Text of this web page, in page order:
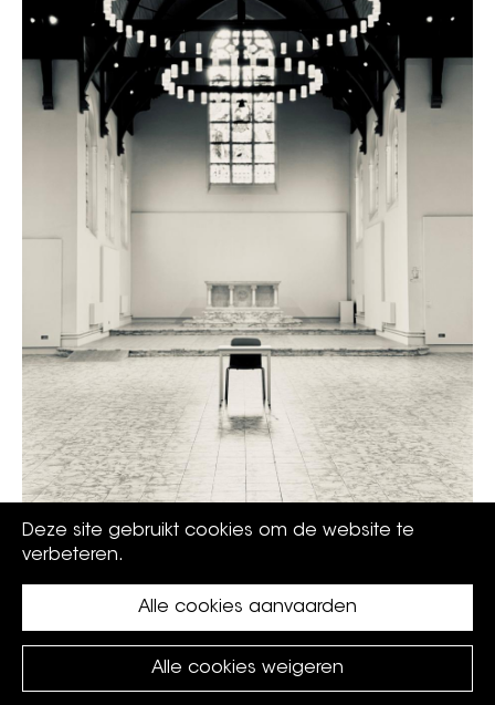
Deze site gebruikt cookies om de website te
verbeteren.
Alle cookies weigeren
Alle cookies aanvaarden